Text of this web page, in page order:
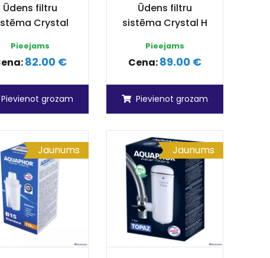
Ūdens filtru
Crystal
Pieejams
82.00 €
Pievienot grozam
Ūdens filtru
sistēma Crystal H
Pieejams
Cena:89.00 €
Pievienot grozam
Jaunums Jaunums